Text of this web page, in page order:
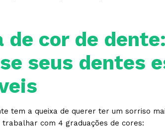
de cor de
seus dentes
tem a queixa de querer ter um sorriso
com 4 graduações de cores: